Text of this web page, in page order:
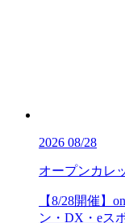
2026 08/28
オープンカレ
【8/28開催】
ン・DX・eス